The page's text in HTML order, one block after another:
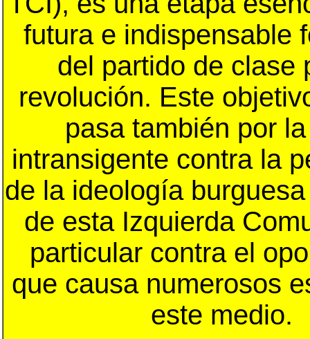
futura e indispensable
del partido de clase
revolución. Este
pasa también por
intransigente contra la
de la ideología
de esta Izquierda
particular contra el
que causa numerosos
este medio.